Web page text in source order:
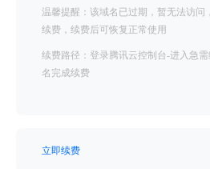
温馨提醒：该域名已过期，暂无法访问
续费，续费后可恢复正常使用
续费路径：登录腾讯云控制台-进入急
名完成续费
立即续费